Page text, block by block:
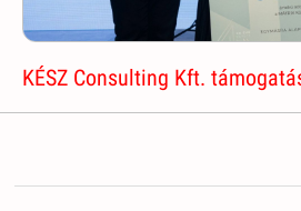
KÉSZ Consulting Kft.